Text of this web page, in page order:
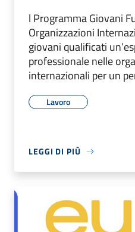
l Programma Giovani
Organizzazioni
giovani qualificati
professionale nelle
internazionali per un
Lavoro
LEGGI DI PIÙ